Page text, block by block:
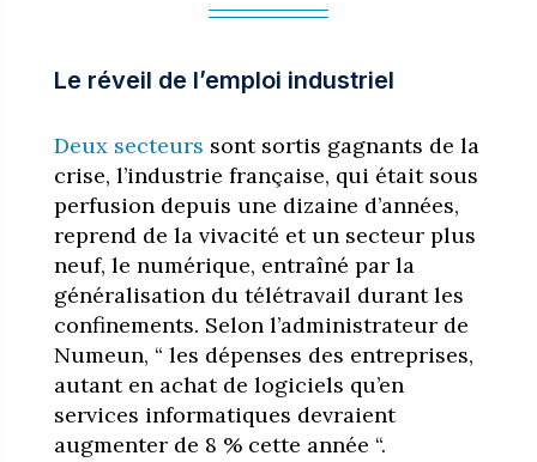
Le réveil de l’emploi industriel
Deux secteurs sont sortis gagnants de la
crise, l’industrie française, qui était sous
perfusion depuis une dizaine d’années,
reprend de la vivacité et un secteur plus
neuf, le numérique, entraîné par la
généralisation du télétravail durant les
confinements. Selon l’administrateur de
Numeun, “ les dépenses des entreprises,
autant en achat de logiciels qu’en
services informatiques devraient
augmenter de 8 % cette année “.